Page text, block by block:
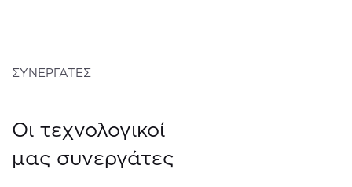
ΣΥΝΕΡΓΑΤΕΣ
Οι τεχνολογικοί
μας συνεργάτες